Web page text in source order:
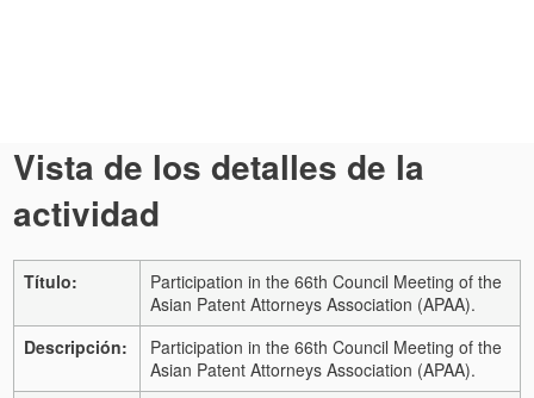
Vista de los detalles de la
actividad
Título:
Participation in the 66th Council Meeting of the
Asian Patent Attorneys Association (APAA).
Descripción:
Participation in the 66th Council Meeting of the
Asian Patent Attorneys Association (APAA).